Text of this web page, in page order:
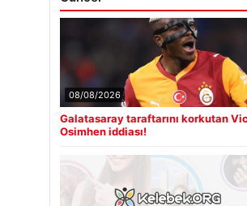
08/08/2026
Galatasaray taraftarını korkutan
Osimhen iddiası!